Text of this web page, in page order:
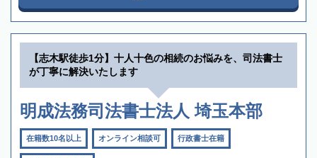
【志木駅徒歩1分】十人十色の相続のお悩みを、司法書士
が丁寧に解決いたします
明成法務司法書士法人 埼玉本部
在籍数10名以上 オンライン相談可 行政書士在籍